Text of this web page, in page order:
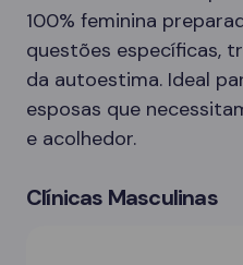
100% feminina
questões específicas,
da autoestima. Ideal
esposas que
e acolhedor.
Clínicas Masculinas